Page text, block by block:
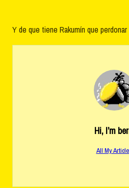
Y de que tiene Rakumín que perdonar
Hi, I’m
All My